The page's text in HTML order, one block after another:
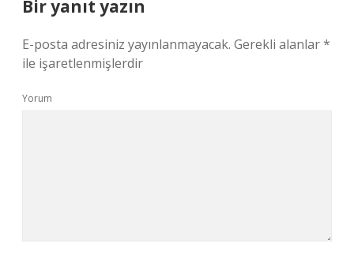
Bir yanıt yazın
E-posta adresiniz yayınlanmayacak. Gerekli alanlar*
ile işaretlenmişlerdir
Yorum